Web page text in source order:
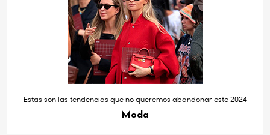
Estas son las tendencias que no queremos abandonar este 2024
Moda